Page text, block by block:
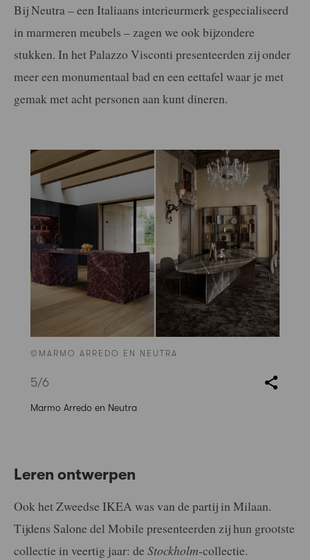
Bij Neutra – een Italiaans interieurmerk gespecialiseerd
in marmeren meubels – zagen we ook bijzondere
stukken. In het Palazzo Visconti presenteerden zij onder
meer een monumentaal bad en een eettafel waar je met
gemak met acht personen aan kunt dineren.
©MARMO ARREDO EN NEUTRA
5/6
Marmo Arredo en Neutra
Leren ontwerpen
Ook het Zweedse IKEA was van de partij in Milaan.
Tijdens Salone del Mobile presenteerden zij hun grootste
collectie in veertig jaar: de Stockholm-collectie.